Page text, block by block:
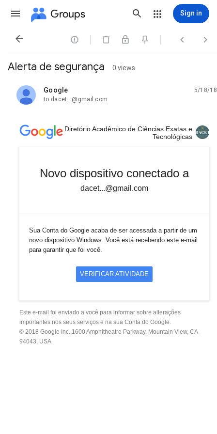
Groups Sign in
   
Alerta de segurança 0 views
Google
unread,
5/18/18
to dacet...@gmail.com
Diretório Acadêmico de Ciências Exatas e
Tecnológicas
Novo dispositivo conectado a
dacet...@gmail.com
Sua Conta do Google acaba de ser acessada a partir de um
novo dispositivo Windows. Você está recebendo este e-mail
para garantir que foi você.
VERIFICAR ATIVIDADE
Este e-mail foi enviado a você para informar sobre alterações
importantes nos seus serviços e na sua Conta do Google.
© 2018 Google Inc.,1600 Amphitheatre Parkway, Mountain View, CA
94043, USA